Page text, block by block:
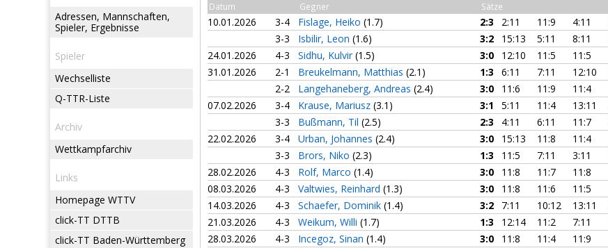
Adressen, Mannschaften,
Spieler, Ergebnisse
Spieler
Wechselliste
Q-TTR-Liste
Archiv
Wettkampfarchiv
Links
Homepage WTTV
click-TT DTTB
click-TT Baden-Württemberg
Datum Gegner Sätze
10.01.2026 3-4 Fislage, Heiko (1.7) 2:3 2:11 11:9 4:11
3-3
Isbilir, Leon (1.6) 3:2 15:13 5:11 8:11
24.01.2026
4-3 Sidhu, Kulvir (1.5) 3:0 12:10 11:5 11:5
31.01.2026
2-1 Breukelmann, Matthias (2.1) 1:3 6:11 7:11 12:10
2-2
Langehaneberg, Andreas (2.4) 3:0 11:6 11:9
11:4
07.02.2026
3-4 Krause, Mariusz (3.1) 3:1 5:11 11:4 13:11
3-3
Bußmann, Til (2.5) 2:3 4:11 6:11 11:7
22.02.2026
3-4 Urban, Johannes (2.4) 3:0 15:13 11:8 11:4
3-3
Brors, Niko (2.3) 1:3 11:5 7:11 3:11
28.02.2026
4-3 Rolf, Marco (1.4) 3:0 11:8 11:7 11:8
08.03.2026
4-3 Valtwies, Reinhard (1.3) 3:0 11:8 11:6 11:5
14.03.2026
4-3 Schaefer, Dominik (1.4) 3:2 7:11 10:12 13:11
21.03.2026
4-3 Weikum, Willi (1.7) 1:3 12:14 11:2 7:11
28.03.2026
4-3 Incegoz, Sinan (1.4) 3:0 11:8 11:4 11:9